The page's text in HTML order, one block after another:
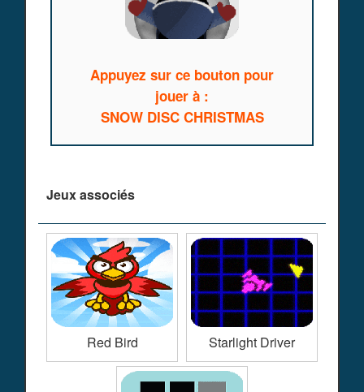
Appuyez sur ce bouton pour
jouer à :
SNOW DISC CHRISTMAS
Jeux associés
Red Bird Starlight Driver